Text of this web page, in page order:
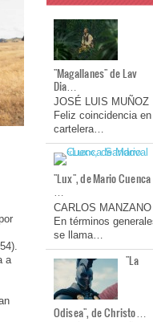
a
"Magallanes" de Lav
Dia…
JOSÉ LUIS MUÑOZ
Feliz coincidencia en
cartelera…
"Lux", de Mario Cuenca
…
CARLOS MANZANO
En términos
se llama…
"La
Odisea", de Christo…